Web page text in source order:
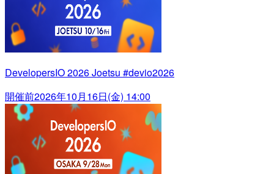
DevelopersIO 2026 Joetsu #devio2026
開催前2026年10月16日(金) 14:00